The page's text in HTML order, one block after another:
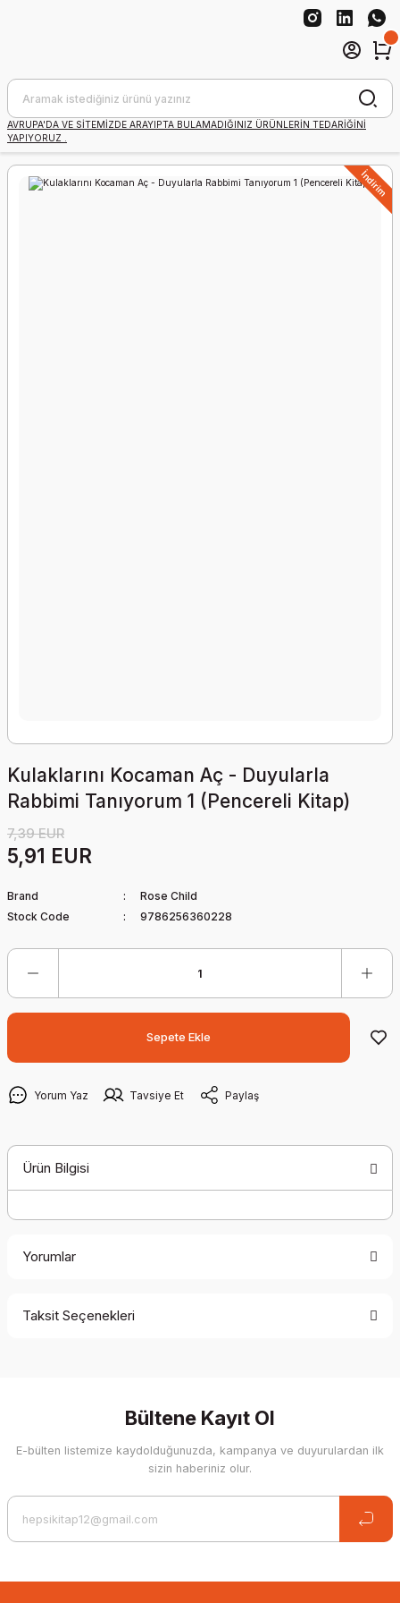
AVRUPA'DA VE SİTEMİZDE ARAYIPTA BULAMADIĞINIZ ÜRÜNLERİN TEDARİĞİNİ
YAPIYORUZ .
İndirim
Kulaklarını Kocaman Aç - Duyularla
Rabbimi Tanıyorum 1 (Pencereli Kitap)
7,39 EUR
5,91 EUR
Brand
Rose Child
Stock Code
9786256360228
Sepete Ekle
Yorum Yaz Tavsiye Et Paylaş
Ürün Bilgisi
Yorumlar
Taksit Seçenekleri
Bültene Kayıt Ol
E-bülten listemize kaydolduğunuzda, kampanya ve duyurulardan ilk
sizin haberiniz olur.